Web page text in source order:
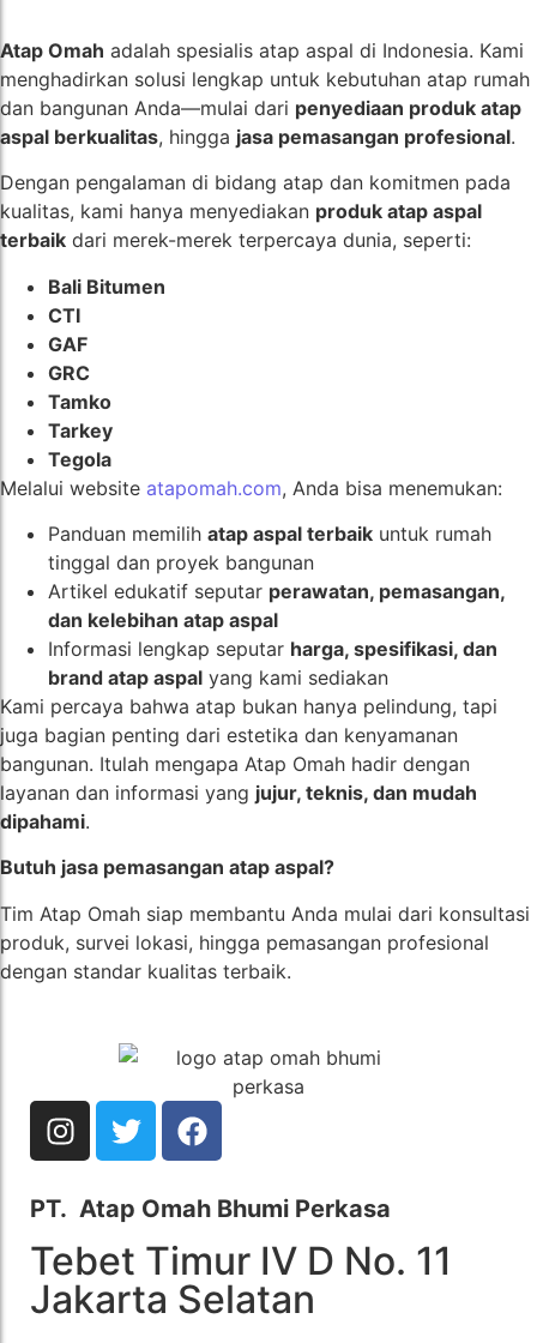
Atap Omah adalah spesialis atap aspal di Indonesia. Kami
menghadirkan solusi lengkap untuk kebutuhan atap rumah
dan bangunan Anda—mulai dari penyediaan produk atap
aspal berkualitas, hingga jasa pemasangan profesional.
Dengan pengalaman di bidang atap dan komitmen pada
kualitas, kami hanya menyediakan produk atap aspal
terbaik dari merek-merek terpercaya dunia, seperti:
Bali Bitumen
CTI
GAF
GRC
Tamko
Tarkey
Tegola
Melalui website atapomah.com, Anda bisa menemukan:
Panduan memilih atap aspal terbaik untuk rumah
tinggal dan proyek bangunan
Artikel edukatif seputar perawatan, pemasangan,
dan kelebihan atap aspal
Informasi lengkap seputar harga, spesifikasi, dan
brand atap aspal yang kami sediakan
Kami percaya bahwa atap bukan hanya pelindung, tapi
juga bagian penting dari estetika dan kenyamanan
bangunan. Itulah mengapa Atap Omah hadir dengan
layanan dan informasi yang jujur, teknis, dan mudah
dipahami.
Butuh jasa pemasangan atap aspal?
Tim Atap Omah siap membantu Anda mulai dari konsultasi
produk, survei lokasi, hingga pemasangan profesional
dengan standar kualitas terbaik.
PT. Atap Omah Bhumi Perkasa
Tebet Timur IV D No. 11
Jakarta Selatan